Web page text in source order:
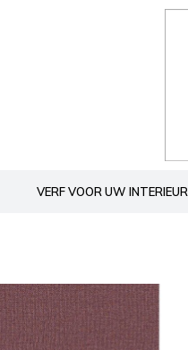
VERF VOOR UW INTERIEUR